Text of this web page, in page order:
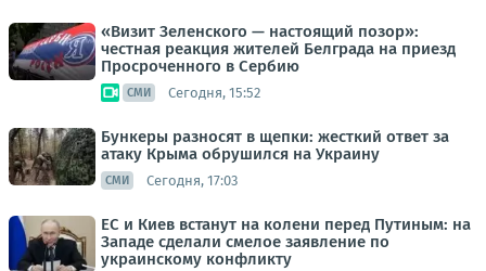
«Визит Зеленского — настоящий позор»:
честная реакция жителей Белграда на приезд
Просроченного в Сербию
СМИ Сегодня, 15:52
Бункеры разносят в щепки: жесткий ответ за
атаку Крыма обрушился на Украину
СМИ Сегодня, 17:03
ЕС и Киев встанут на колени перед Путиным: на
Западе сделали смелое заявление по
украинскому конфликту